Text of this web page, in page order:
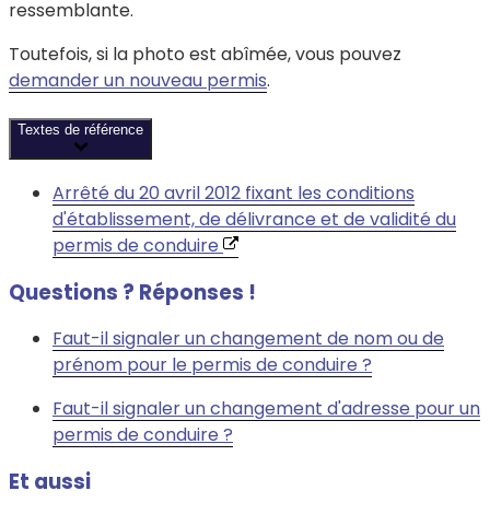
ressemblante.
Toutefois, si la photo est abîmée, vous pouvez
demander un nouveau permis.
Textes de référence
Arrêté du 20 avril 2012 fixant les conditions
d'établissement, de délivrance et de validité du
permis de conduire
Questions ? Réponses !
Faut-il signaler un changement de nom ou de
prénom pour le permis de conduire ?
Faut-il signaler un changement d'adresse pour un
permis de conduire ?
Et aussi